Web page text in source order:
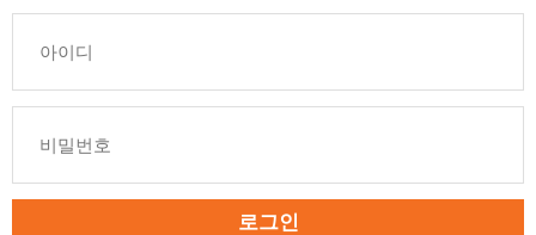
Function: view
/home/login/public_html/application/controllers/member/
Line: 633
Function: view_print
File: /home/login/public_html/index.php
Function: require_once
로그인